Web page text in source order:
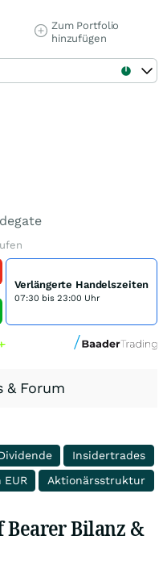
Zum Portfolio
hinzufügen
Verlängerte Handelszeiten
07:30 bis 23:00 Uhr
& Forum
Insidertrades
Aktionärsstruktur
Bilanz &